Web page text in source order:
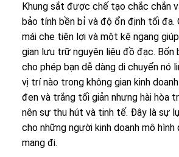
Khung sắt được chế tạo chắc chắn
bảo tính bền bỉ và độ ổn định tối đa.
mái che tiện lợi và một kệ ngang
gian lưu trữ nguyên liệu đồ đạc. Bốn
cho phép bạn dễ dàng di chuyển nó
vị trí nào trong không gian kinh
đen và trắng tối giản nhưng hài hòa
nên sự thu hút và tinh tế. Đây là sự
cho những người kinh doanh mô hình
mang đi.